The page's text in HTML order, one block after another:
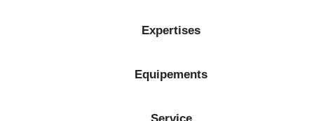
Expertises
Equipements